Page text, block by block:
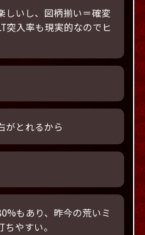
しいし、図柄揃い＝確変
突入率も現実的なのでヒ
がとれるから
もあり、昨今の荒いミ
やすい。